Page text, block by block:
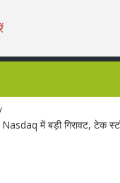
में बड़ी गिरावट, टेक